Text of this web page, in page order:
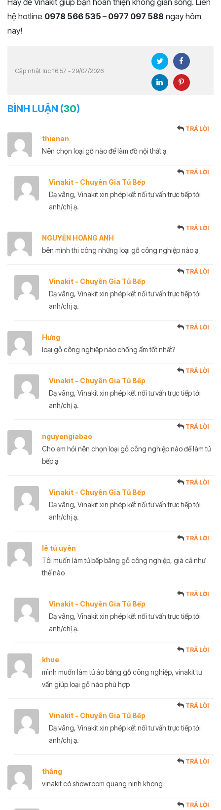
Hãy để Vinakit giúp bạn hoàn thiện không gian sống. Liên
hệ hotline 0978 566 535 – 0977 097 588 ngay hôm
nay!
Cập nhật lúc 16:57 - 29/07/2026
BÌNH LUẬN (30)
thienan
TRẢ LỜI
Nên chọn loại gỗ nào để làm đồ nội thất ạ
Vinakit - Chuyên Gia Tủ Bếp
TRẢ LỜI
Dạ vâng, Vinakit xin phép kết nối tư vấn trực tiếp tới
anh/chị ạ.
NGUYỄN HOÀNG ANH
TRẢ LỜI
bên mình thi công những loại gỗ công nghiệp nào ạ
Vinakit - Chuyên Gia Tủ Bếp
TRẢ LỜI
Dạ vâng, Vinakit xin phép kết nối tư vấn trực tiếp tới
anh/chị ạ.
Hưng
TRẢ LỜI
loại gỗ công nghiệp nào chống ẩm tốt nhất?
Vinakit - Chuyên Gia Tủ Bếp
TRẢ LỜI
Dạ vâng, Vinakit xin phép kết nối tư vấn trực tiếp tới
anh/chị ạ.
nguyengiabao
TRẢ LỜI
Cho em hỏi nên chọn loại gỗ công nghiệp nào để làm tủ
bếp ạ
Vinakit - Chuyên Gia Tủ Bếp
TRẢ LỜI
Dạ vâng, Vinakit xin phép kết nối tư vấn trực tiếp tới
anh/chị ạ.
lê tú uyên
TRẢ LỜI
Tôi muốn làm tủ bếp bằng gỗ công nghiệp, giá cả như
thế nào
Vinakit - Chuyên Gia Tủ Bếp
TRẢ LỜI
Dạ vâng, Vinakit xin phép kết nối tư vấn trực tiếp tới
anh/chị ạ.
khue
TRẢ LỜI
mình muốn làm tủ áo bằng gỗ công nghiệp, vinakit tư
vấn giúp loại gỗ nào phù hợp
Vinakit - Chuyên Gia Tủ Bếp
TRẢ LỜI
Dạ vâng, Vinakit xin phép kết nối tư vấn trực tiếp tới
anh/chị ạ.
thắng
TRẢ LỜI
vinakit có showroom quang ninh khong
TRẢ LỜI